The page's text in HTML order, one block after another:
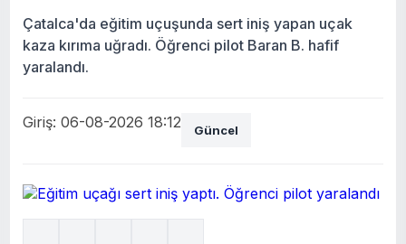
Çatalca'da eğitim uçuşunda sert iniş yapan uçak
kaza kırıma uğradı. Öğrenci pilot Baran B. hafif
yaralandı.
Giriş: 06-08-2026 18:12 Güncel